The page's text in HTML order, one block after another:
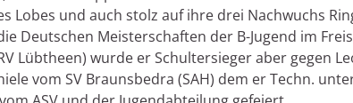
Lobes und auch stolz auf ihre drei Nachwuchs
Deutschen Meisterschaften der B-Jugend im
Lübtheen) wurde er Schultersieger aber gegen
vom SV Braunsbedra (SAH) dem er Techn.